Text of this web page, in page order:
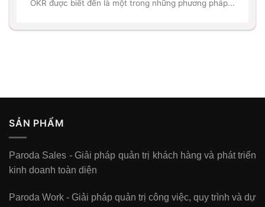
OKR được biết đến là một trong những phương pháp...
SẢN PHẨM
Paroda Sales - Giải pháp quản trị khách hàng và phát triển
kinh doanh toàn diện
Paroda Work - Giải pháp quản trị công việc, quy trình và dự